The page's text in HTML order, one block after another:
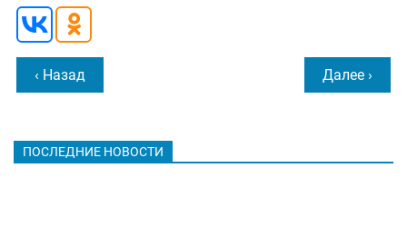
‹ Назад Далее ›
ПОСЛЕДНИЕ НОВОСТИ